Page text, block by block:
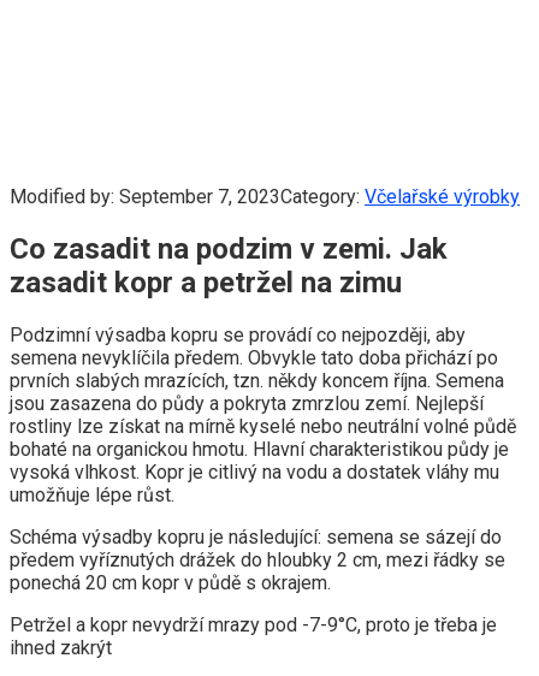
Modified by: September 7, 2023Category: Včelařské výrobky
Co zasadit na podzim v zemi. Jak
zasadit kopr a petržel na zimu
Podzimní výsadba kopru se provádí co nejpozději, aby
semena nevyklíčila předem. Obvykle tato doba přichází po
prvních slabých mrazících, tzn. někdy koncem října. Semena
jsou zasazena do půdy a pokryta zmrzlou zemí. Nejlepší
rostliny lze získat na mírně kyselé nebo neutrální volné půdě
bohaté na organickou hmotu. Hlavní charakteristikou půdy je
vysoká vlhkost. Kopr je citlivý na vodu a dostatek vláhy mu
umožňuje lépe růst.
Schéma výsadby kopru je následující: semena se sázejí do
předem vyříznutých drážek do hloubky 2 cm, mezi řádky se
ponechá 20 cm kopr v půdě s okrajem.
Petržel a kopr nevydrží mrazy pod -7-9°C, proto je třeba je
ihned zakrýt